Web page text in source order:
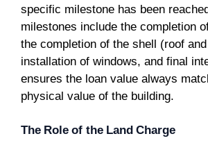
specific milestone has been
milestones include the completion
the completion of the shell (roof
installation of windows, and final
ensures the loan value always
physical value of the building.
The Role of the Land Charge